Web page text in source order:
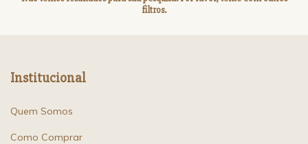
filtros.
Institucional
Quem Somos
Como Comprar